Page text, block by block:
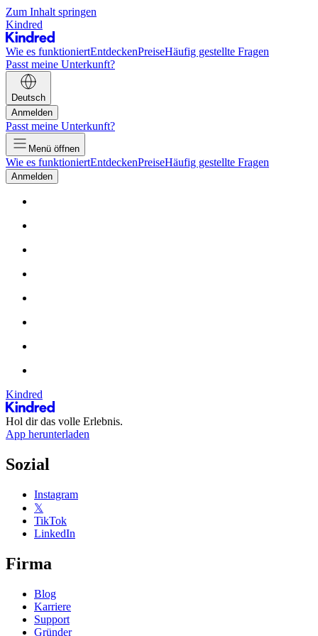
Zum Inhalt springen
Kindred
Wie es funktioniertEntdeckenPreiseHäufig gestellte Fragen
Passt meine Unterkunft?
Deutsch
Anmelden
Passt meine Unterkunft?
Menü öffnen
Wie es funktioniertEntdeckenPreiseHäufig gestellte Fragen
Anmelden
Kindred
Hol dir das volle Erlebnis.
App herunterladen
Sozial
Instagram
𝕏
TikTok
LinkedIn
Firma
Blog
Karriere
Support
Gründer